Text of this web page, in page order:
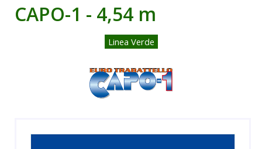
SCALE
TRABATTELLI ALLUMINIO
SGABELLI E CAVALLETTI
CAPO-1 - 4,54 m
Linea Verde